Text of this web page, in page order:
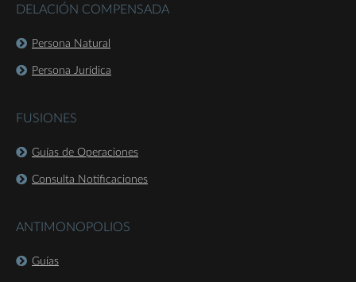
DELACIÓN COMPENSADA
Persona Natural
Persona Jurídica
FUSIONES
Guías de Operaciones
Consulta Notificaciones
ANTIMONOPOLIOS
Guías